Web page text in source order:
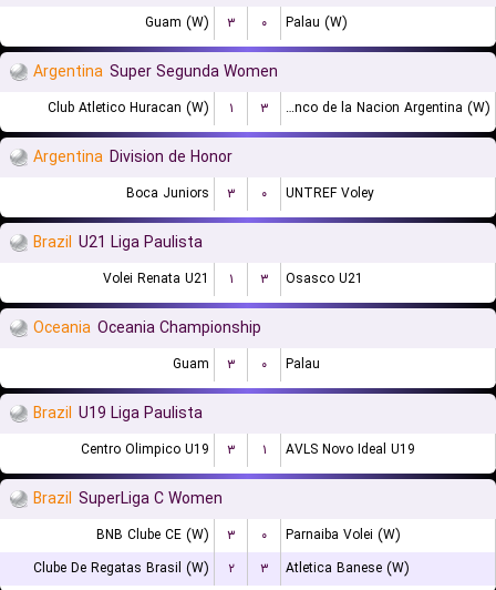
Guam (W) ۳ ۰ Palau (W)
Argentina Super Segunda Women
Club Atletico Huracan (W) ۱ ۳ Banco de la Nacion Argentina (W)
Argentina Division de Honor
Boca Juniors ۳ ۰ UNTREF Voley
Brazil U21 Liga Paulista
Volei Renata U21 ۱ ۳ Osasco U21
Oceania Oceania Championship
Guam ۳ ۰ Palau
Brazil U19 Liga Paulista
Centro Olimpico U19 ۳ ۱ AVLS Novo Ideal U19
Brazil SuperLiga C Women
BNB Clube CE (W) ۳ ۰
Parnaiba Volei (W)
Clube De Regatas Brasil (W)
۲ ۳ Atletica Banese (W)